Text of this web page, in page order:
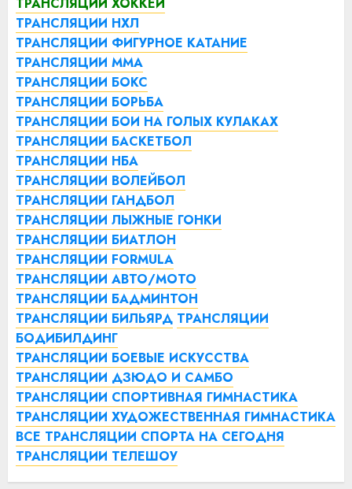
ТРАНСЛЯЦИИ НХЛ
ТРАНСЛЯЦИИ ФИГУРНОЕ КАТАНИЕ
ТРАНСЛЯЦИИ ММА
ТРАНСЛЯЦИИ БОКС
ТРАНСЛЯЦИИ БОРЬБА
ТРАНСЛЯЦИИ БОИ НА ГОЛЫХ КУЛАКАХ
ТРАНСЛЯЦИИ БАСКЕТБОЛ
ТРАНСЛЯЦИИ НБА
ТРАНСЛЯЦИИ ВОЛЕЙБОЛ
ТРАНСЛЯЦИИ ГАНДБОЛ
ТРАНСЛЯЦИИ ЛЫЖНЫЕ ГОНКИ
ТРАНСЛЯЦИИ БИАТЛОН
ТРАНСЛЯЦИИ FORMULA
ТРАНСЛЯЦИИ АВТО/МОТО
ТРАНСЛЯЦИИ БАДМИНТОН
ТРАНСЛЯЦИИ БИЛЬЯРД ТРАНСЛЯЦИИ
БОДИБИЛДИНГ
ТРАНСЛЯЦИИ БОЕВЫЕ ИСКУССТВА
ТРАНСЛЯЦИИ ДЗЮДО И САМБО
ТРАНСЛЯЦИИ СПОРТИВНАЯ ГИМНАСТИКА
ТРАНСЛЯЦИИ ХУДОЖЕСТВЕННАЯ ГИМНАСТИКА
ВСЕ ТРАНСЛЯЦИИ СПОРТА НА СЕГОДНЯ
ТРАНСЛЯЦИИ ТЕЛЕШОУ